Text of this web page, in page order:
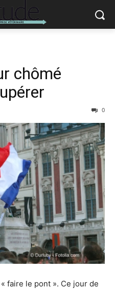
chômé
0
faire le pont ». Ce jour de